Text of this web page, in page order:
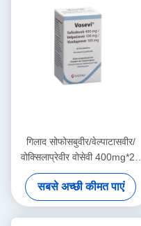
गिलाद सोफोसबुवीर/वेल्पाटासवीर/
वोक्सिलाप्रेवीर वोसेवी 400mg*28
गोलियाँ हेपेटाइटिस सी स्टेज 1 2 3
कैंसर के लिए
सबसे अच्छी कीमत पाएं